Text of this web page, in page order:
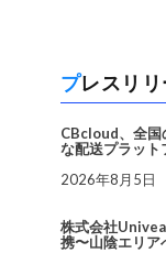
プレスリ
CBcloud、全国
な配送プラッ
2026年8月5日
株式会社
携〜山陰エリア